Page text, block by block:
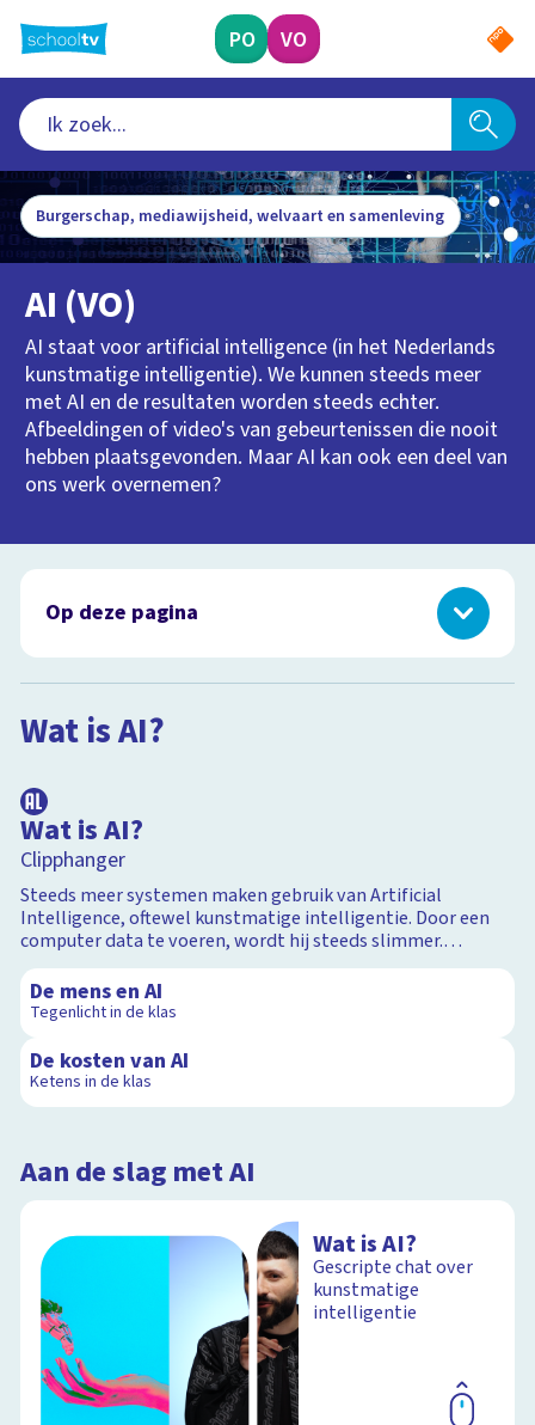
naar
hoofdinhoud
PO VO
Burgerschap, mediawijsheid, welvaart en samenleving
AI (VO)
AI staat voor artificial intelligence (in het Nederlands
kunstmatige intelligentie). We kunnen steeds meer
met AI en de resultaten worden steeds echter.
Afbeeldingen of video's van gebeurtenissen die nooit
hebben plaatsgevonden. Maar AI kan ook een deel van
ons werk overnemen?
Op deze pagina
Scrollverhalen over AI
Nieuwsuur in de klas over AI
Wat is AI?
Wat is AI?
Clipphanger
Steeds meer systemen maken gebruik van Artificial
Intelligence, oftewel kunstmatige intelligentie. Door een
computer data te voeren, wordt hij steeds slimmer.
Inmiddels kan AI prima teksten schrijven, foto’s bewerken
en zelfs kunstwerken maken.
1:28
De mens en AI
Tegenlicht in de klas
9:44
De kosten van AI
Ketens in de klas
10:18
Aan de slag met AI
Wat is AI?
Gescripte chat over
kunstmatige
intelligentie